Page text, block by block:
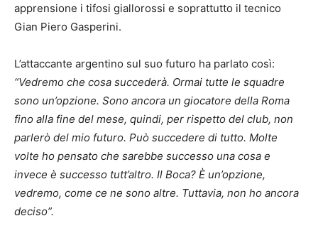
apprensione i tifosi giallorossi e soprattutto il tecnico
Gian Piero Gasperini.
L’attaccante argentino sul suo futuro ha parlato così:
“Vedremo che cosa succederà. Ormai tutte le squadre
sono un’opzione. Sono ancora un giocatore della Roma
fino alla fine del mese, quindi, per rispetto del club, non
parlerò del mio futuro. Può succedere di tutto. Molte
volte ho pensato che sarebbe successo una cosa e
invece è successo tutt’altro. Il Boca? È un’opzione,
vedremo, come ce ne sono altre. Tuttavia, non ho ancora
deciso”.